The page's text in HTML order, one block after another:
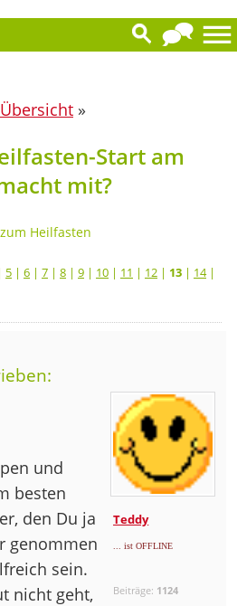
»
Start am
mit?
Heilfasten
5 | 6 | 7 | 8 | 9 | 10 | 11 | 12 | 13 | 14|
Teddy
... ist OFFLINE
Beiträge: 1124
und
besten
den Du ja
genommen
sein.
nicht geht,